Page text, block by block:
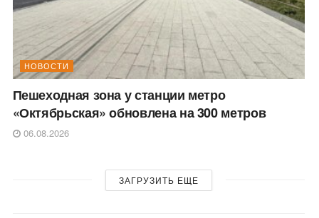
НОВОСТИ
Пешеходная зона у станции метро
«Октябрьская» обновлена на 300 метров
06.08.2026
ЗАГРУЗИТЬ ЕЩЕ